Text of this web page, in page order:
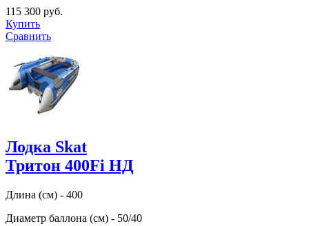
115 300 руб.
Купить
Сравнить
Лодка Skat
Тритон 400Fi НД
Длина (см) - 400
Диаметр баллона (см) - 50/40